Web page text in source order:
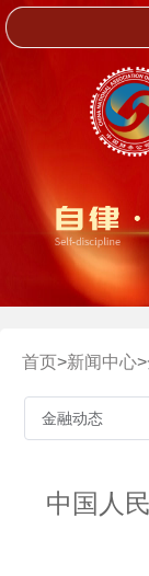
首页>新闻中心>
中国人